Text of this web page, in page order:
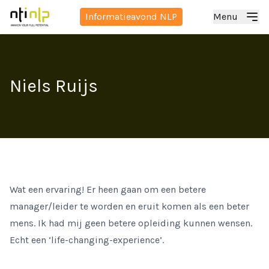
Informatieavond NLP Menu
Niels Ruijs
Wat een ervaring! Er heen gaan om een betere
manager/leider te worden en eruit komen als een beter
mens. Ik had mij geen betere opleiding kunnen wensen.
Echt een ‘life-changing-experience’.